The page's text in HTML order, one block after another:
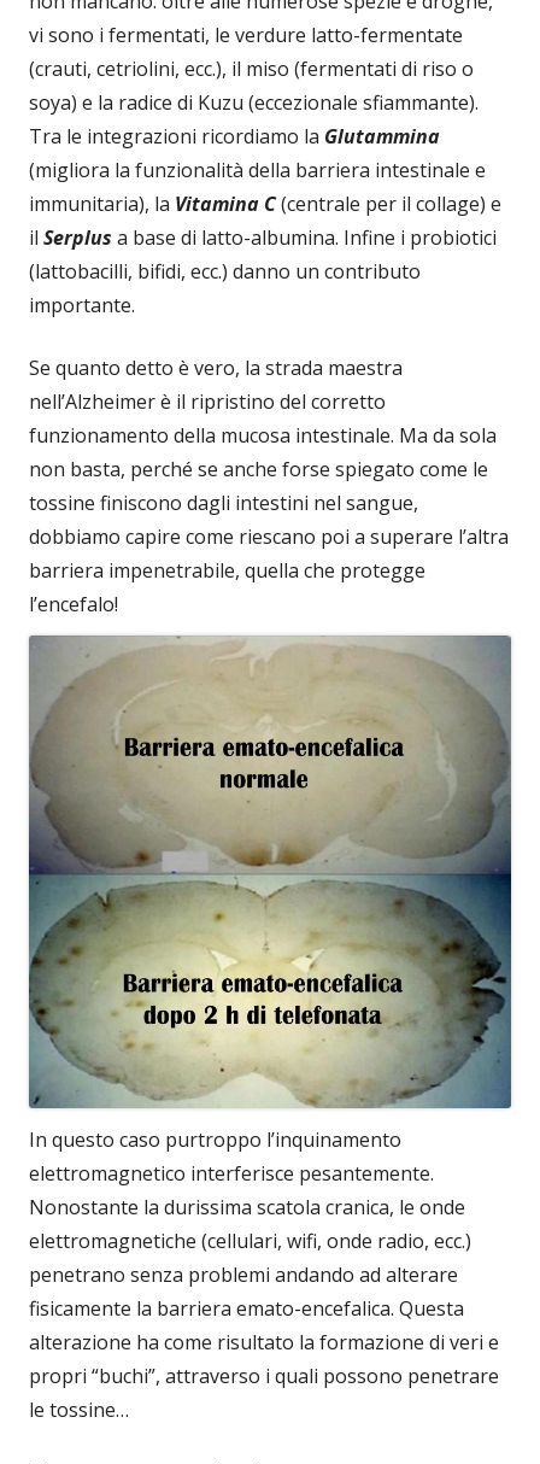
vi sono i fermentati, le verdure latto-fermentate
(crauti, cetriolini, ecc.), il miso (fermentati di riso o
soya) e la radice di Kuzu (eccezionale sfiammante).
Tra le integrazioni ricordiamo la Glutammina
(migliora la funzionalità della barriera intestinale e
immunitaria), la Vitamina C(centrale per il collage) e
il Serplus a base di latto-albumina. Infine i probiotici
(lattobacilli, bifidi, ecc.) danno un contributo
importante.
Se quanto detto è vero, la strada maestra
nell’Alzheimer è il ripristino del corretto
funzionamento della mucosa intestinale. Ma da sola
non basta, perché se anche forse spiegato come le
tossine finiscono dagli intestini nel sangue,
dobbiamo capire come riescano poi a superare l’altra
barriera impenetrabile, quella che protegge
l’encefalo!
In questo caso purtroppo l’inquinamento
elettromagnetico interferisce pesantemente.
Nonostante la durissima scatola cranica, le onde
elettromagnetiche (cellulari, wifi, onde radio, ecc.)
penetrano senza problemi andando ad alterare
fisicamente la barriera emato-encefalica. Questa
alterazione ha come risultato la formazione di veri e
propri “buchi”, attraverso i quali possono penetrare
le tossine…